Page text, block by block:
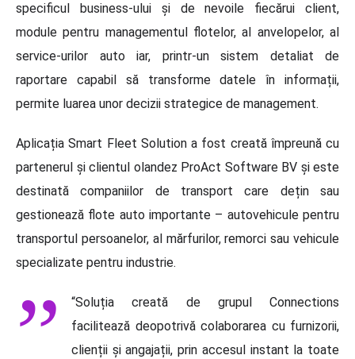
specificul business-ului și de nevoile fiecărui client,
module pentru managementul flotelor, al anvelopelor, al
service-urilor auto iar, printr-un sistem detaliat de
raportare capabil să transforme datele în informații,
permite luarea unor decizii strategice de management.
Aplicația Smart Fleet Solution a fost creată împreună cu
partenerul și clientul olandez ProAct Software BV și este
destinată companiilor de transport care dețin sau
gestionează flote auto importante – autovehicule pentru
transportul persoanelor, al mărfurilor, remorci sau vehicule
specializate pentru industrie.
“Soluția creată de grupul Connections
facilitează deopotrivă colaborarea cu furnizorii,
clienții și angajații, prin accesul instant la toate